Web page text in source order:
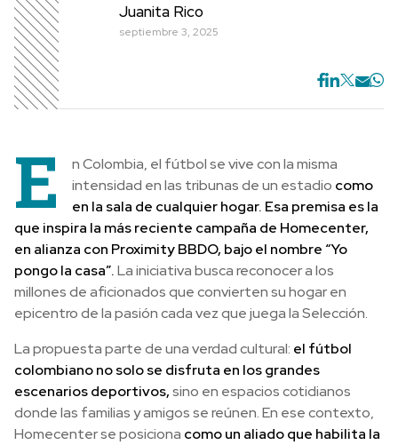
Juanita Rico
septiembre 3, 2025
E
n Colombia, el fútbol se vive con la misma
intensidad en las tribunas de un estadio como
en la sala de cualquier hogar. Esa premisa es la
que inspira la más reciente campaña de Homecenter,
en alianza con Proximity BBDO, bajo el nombre “Yo
pongo la casa”.La iniciativa busca reconocer a los
millones de aficionados que convierten su hogar en
epicentro de la pasión cada vez que juega la Selección.
La propuesta parte de una verdad cultural: el fútbol
colombiano no solo se disfruta en los grandes
escenarios deportivos,sino en espacios cotidianos
donde las familias y amigos se reúnen. En ese contexto,
Homecenter se posiciona como un aliado que habilita la